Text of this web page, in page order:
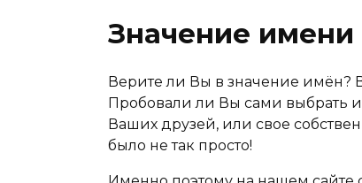
Значение имени
Верите ли Вы в значение имён?
Пробовали ли Вы сами выбрать
Ваших друзей, или свое
было не так просто!